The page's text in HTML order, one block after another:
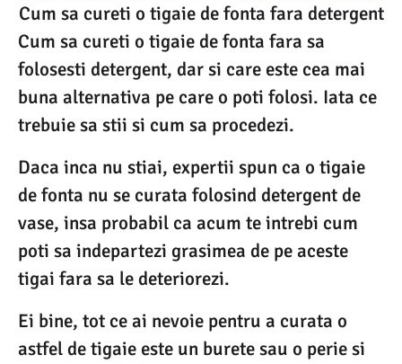
Cum sa cureti o tigaie de fonta fara detergent
Cum sa cureti o tigaie de fonta fara sa
folosesti detergent, dar si care este cea mai
buna alternativa pe care o poti folosi. Iata ce
trebuie sa stii si cum sa procedezi.
Daca inca nu stiai, expertii spun ca o tigaie
de fonta nu se curata folosind detergent de
vase, insa probabil ca acum te intrebi cum
poti sa indepartezi grasimea de pe aceste
tigai fara sa le deteriorezi.
Ei bine, tot ce ai nevoie pentru a curata o
astfel de tigaie este un burete sau o perie si